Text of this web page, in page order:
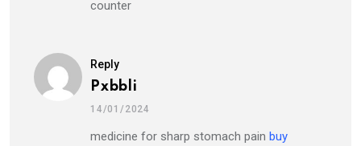
counter
Reply
Pxbbli
14/01/2024
medicine for sharp stomach pain buy